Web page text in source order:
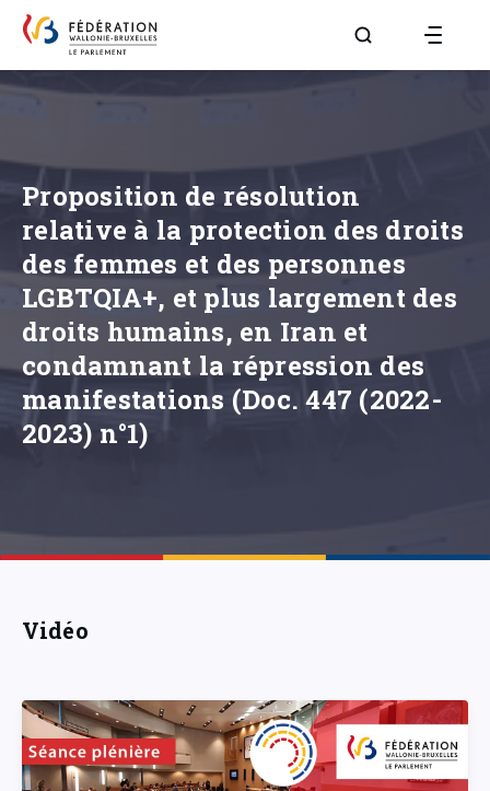
Aller à la page
Proposition de résolution
relative à la protection des droits
des femmes et des personnes
LGBTQIA+, et plus largement des
droits humains, en Iran et
condamnant la répression des
manifestations (Doc. 447 (2022-
2023) n°1)
Vidéo